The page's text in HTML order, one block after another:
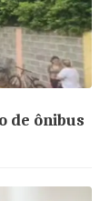
de ônibus